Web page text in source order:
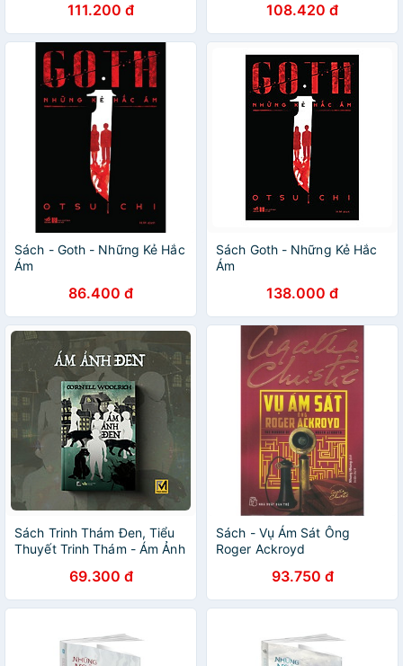
111.200 đ 108.420 đ
Sách - Goth - Những Kẻ Hắc
Ám
86.400 đ
Sách Goth - Những Kẻ Hắc
Ám
138.000 đ
Sách Trinh Thám Đen, Tiểu
Thuyết Trinh Thám - Ám Ảnh
Woolrich - Phúc Minh Books
69.300 đ
Sách - Vụ Ám Sát Ông
Roger Ackroyd
93.750 đ